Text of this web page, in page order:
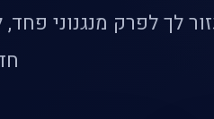
לך לפרק מנגנוני